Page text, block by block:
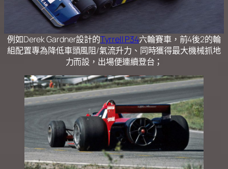
例如Derek Gardner設計的Tyrrell P34六輪賽車，前4後2的輪
組配置專為降低車頭風阻/氣流升力、同時獲得最大機械抓地
力而設，出場便連續登台；